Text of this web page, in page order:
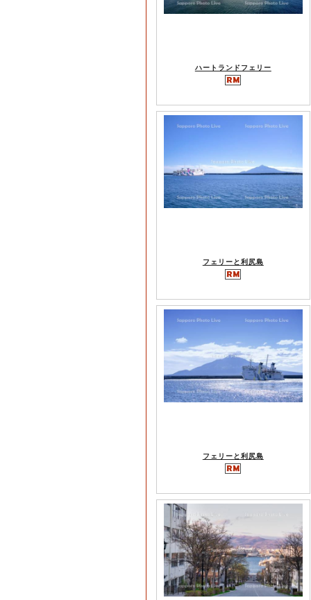
ハートランドフェリー
フェリーと利尻島
フェリーと利尻島